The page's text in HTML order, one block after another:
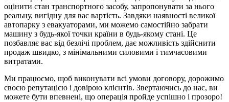
оцінити стан транспортного засобу, запропонувати за нього
реальну, вигідну для вас вартість. Завдяки наявності великої
автопарку з евакуаторами, ми можемо самостійно забрати
машину з будь-якої точки країни в будь-якому стані. Це
позбавляє вас від безлічі проблем, дає можливість здійснити
продаж швидко, з мінімальними силовими і тимчасовими
витратами.
Ми працюємо, щоб виконувати всі умови договору, дорожимо
своєю репутацією і довірою клієнтів. Звертаючись до нас, ви
можете бути впевнені, що операція пройде успішно і прозоро!